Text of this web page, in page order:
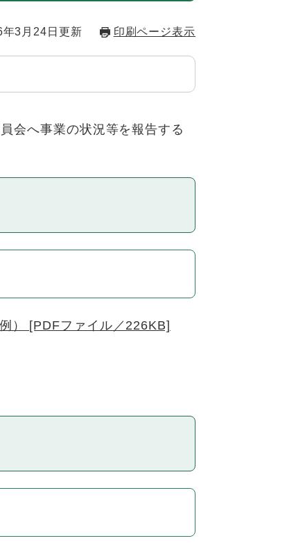
3月24日更新 印刷ページ表示
会へ事業の状況等を報告する
） [PDFファイル／226KB]